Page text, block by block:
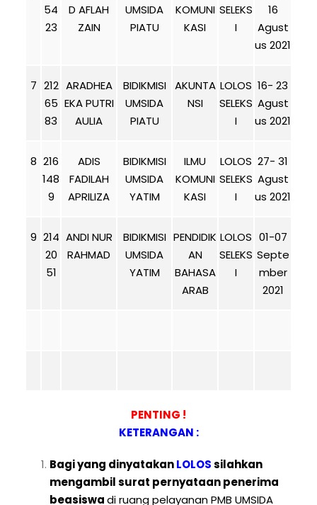
54
23
D AFLAH
ZAIN
UMSIDA
PIATU
KOMUNI
KASI
SELEKS
I
16
Agust
us 2021
7 212
65
83
ARADHEA
EKA PUTRI
AULIA
BIDIKMISI
UMSIDA
PIATU
AKUNTA
NSI
LOLOS
SELEKS
I
16- 23
Agust
us 2021
8 216
148
9
ADIS
FADILAH
APRILIZA
BIDIKMISI
UMSIDA
YATIM
ILMU
KOMUNI
KASI
LOLOS
SELEKS
I
27- 31
Agust
us 2021
9 214
20
51
ANDI NUR
RAHMAD
BIDIKMISI
UMSIDA
YATIM
PENDIDIK
AN
BAHASA
ARAB
LOLOS
SELEKS
I
01-07
Septe
mber
2021
PENTING !
KETERANGAN :
Bagi yang dinyatakanLOLOSsilahkan
mengambil surat pernyataan penerima
beasiswadi ruang pelayanan PMB UMSIDA